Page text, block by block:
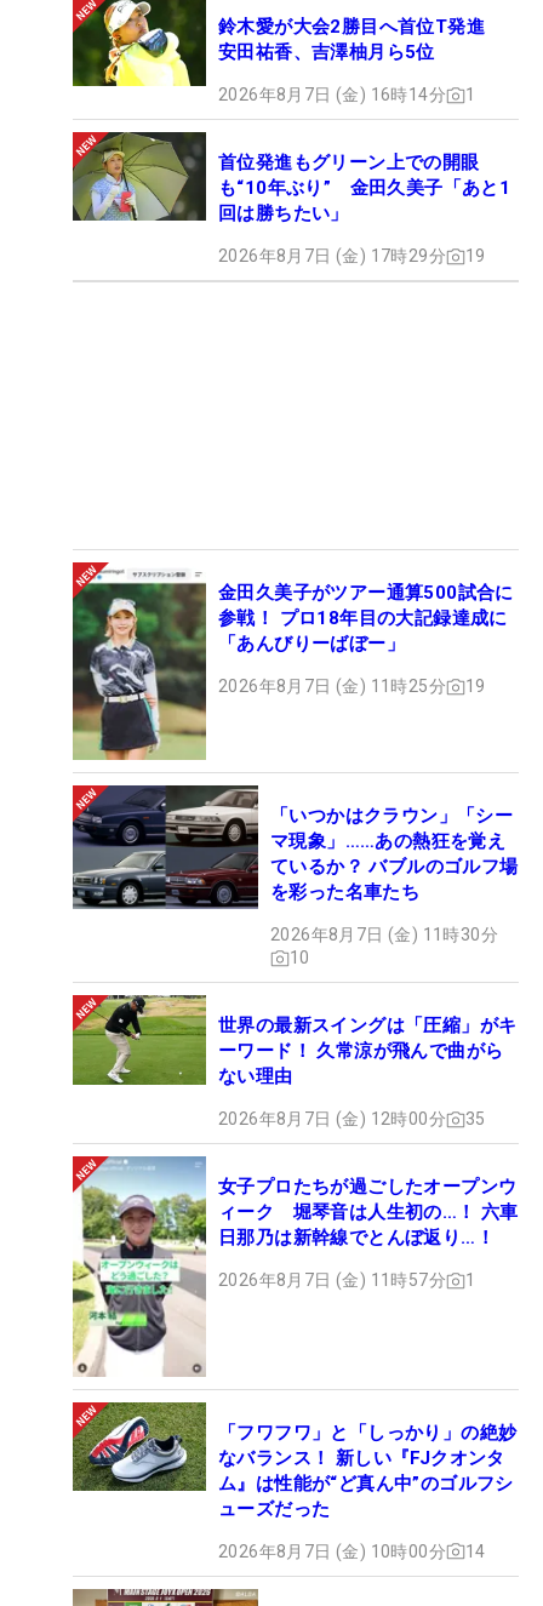
鈴木愛が大会2勝目へ首位T発進
安田祐香、吉澤柚月ら5位
2026年8月7日 (金) 16時14分 1
首位発進もグリーン上での開眼
も“10年ぶり” 金田久美子「あと1
回は勝ちたい」
2026年8月7日 (金) 17時29分 19
金田久美子がツアー通算500試合に
参戦！ プロ18年目の大記録達成に
「あんびりーばぼー」
2026年8月7日 (金) 11時25分 19
「いつかはクラウン」「シー
マ現象」……あの熱狂を覚え
ているか？ バブルのゴルフ場
を彩った名車たち
2026年8月7日 (金) 11時30分
10
世界の最新スイングは「圧縮」がキ
ーワード！ 久常涼が飛んで曲がら
ない理由
2026年8月7日 (金) 12時00分 35
女子プロたちが過ごしたオープンウ
ィーク 堀琴音は人生初の…！ 六車
日那乃は新幹線でとんぼ返り…！
2026年8月7日 (金) 11時57分 1
「フワフワ」と「しっかり」の絶妙
なバランス！ 新しい『FJクオンタ
ム』は性能が“ど真ん中”のゴルフシ
ューズだった
2026年8月7日 (金) 10時00分 14